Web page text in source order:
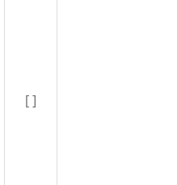
[ ]